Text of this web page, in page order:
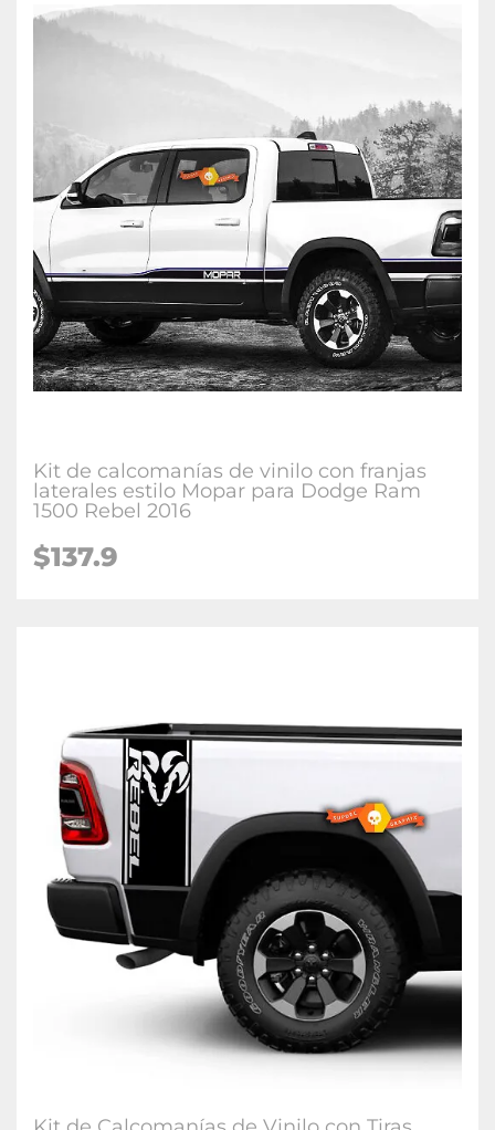
Kit de calcomanías de vinilo con franjas
laterales estilo Mopar para Dodge Ram
1500 Rebel 2016
$137.9